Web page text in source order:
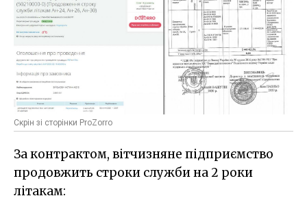
Скрін зі сторінки ProZorro
За контрактом, вітчизняне підприємство
продовжить строки служби на 2 роки
літакам: